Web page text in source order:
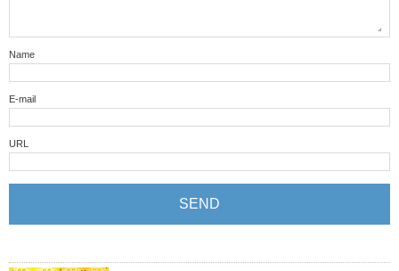
Name
E-mail
URL